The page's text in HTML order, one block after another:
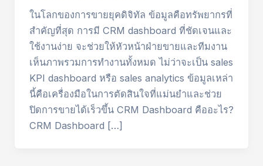
ในโลกของการขายยุคดิจิทัล ข้อมูลคือทรัพยากรที่
สำคัญที่สุด การมี CRM dashboard ที่ชัดเจนและ
ใช้งานง่าย จะช่วยให้หัวหน้าฝ่ายขายและทีมงาน
เห็นภาพรวมการทำงานทั้งหมด ไม่ว่าจะเป็น sales
KPI dashboard หรือ sales analytics ข้อมูลเหล่า
นี้คือเครื่องมือในการตัดสินใจที่แม่นยำและช่วย
ปิดการขายได้เร็วขึ้น CRM Dashboard คืออะไร?
CRM Dashboard […]